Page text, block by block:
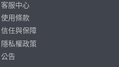
客服中心
使用條款
信任與保障
隱私權政策
公告